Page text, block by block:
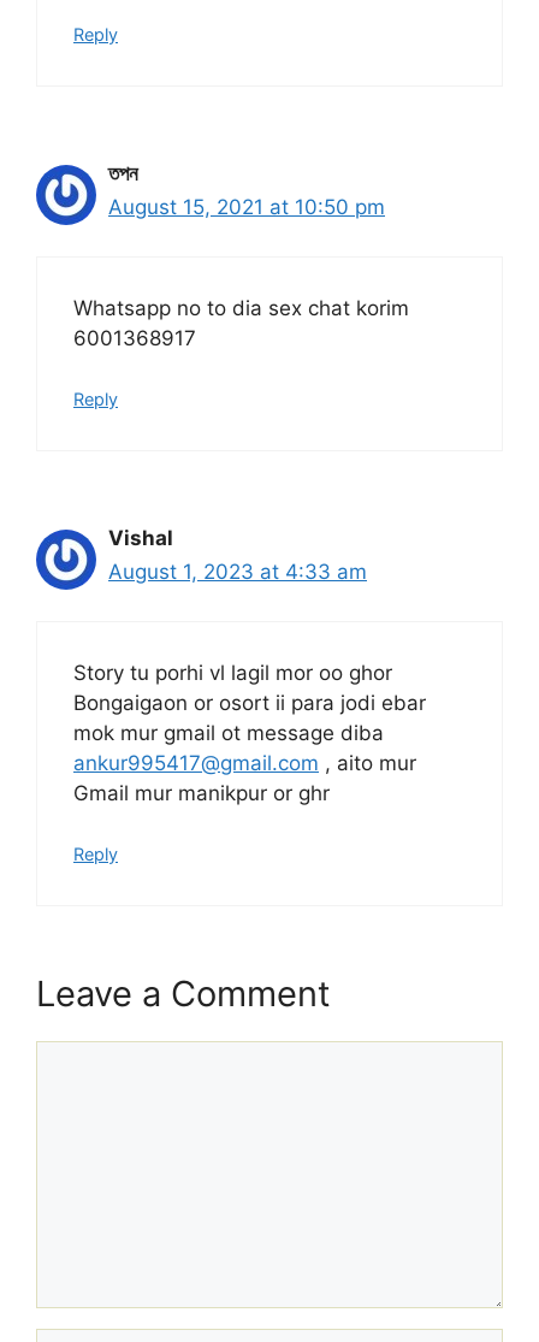
Reply
তপন
August 15, 2021 at 10:50 pm
Whatsapp no to dia sex chat korim
6001368917
Reply
Vishal
August 1, 2023 at 4:33 am
Story tu porhi vl lagil mor oo ghor
Bongaigaon or osort ii para jodi ebar
mok mur gmail ot message diba
ankur995417@gmail.com , aito mur
Gmail mur manikpur or ghr
Reply
Leave a Comment